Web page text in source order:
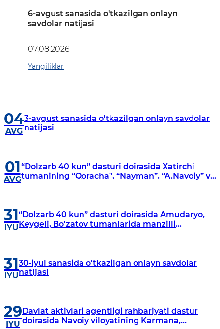
6-avgust sanasida o'tkazilgan onlayn
savdolar natijasi
07.08.2026
Yangiliklar
04
AVG
3-avgust sanasida o'tkazilgan onlayn savdolar
natijasi
01
AVG
“Dolzarb 40 kun” dasturi doirasida Xatirchi
tumanining “Qoracha”, “Nayman”, “A.Navoiy” va
31
IYU
“Dolzarb 40 kun” dasturi doirasida Amudaryo,
Keygeli, Bo'zatov tumanlarida manzilli
31
IYU
30-iyul sanasida o'tkazilgan onlayn savdolar
natijasi
29
IYU
Davlat aktivlari agentligi rahbariyati dastur
doirasida Navoiy viloyatining Karmana,